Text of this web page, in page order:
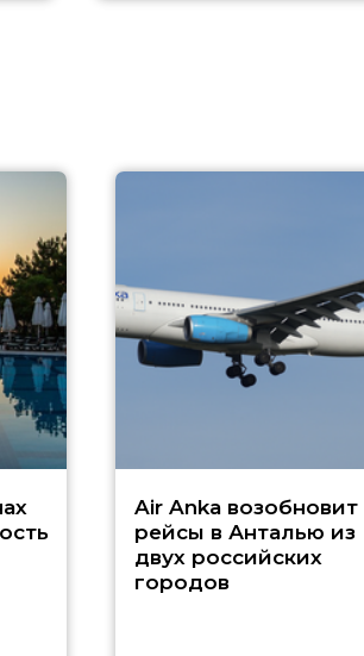
Air Anka возобновит
рейсы в Анталью из
двух российских
городов